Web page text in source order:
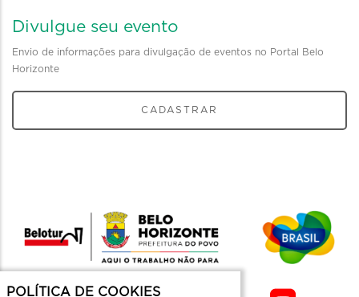
Divulgue seu evento
Envio de informações para divulgação de eventos no Portal Belo
Horizonte
CADASTRAR
POLÍTICA DE COOKIES